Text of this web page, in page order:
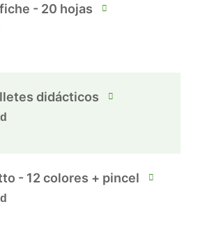
- 20 hojas
didácticos
- 12 colores + pincel